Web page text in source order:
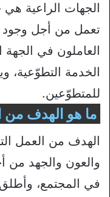
الجهات الراعية
تعمل من أجل وجود
العاملون في الجهة
الخدمة التطوّعية،
للمتطوّعين.
ما هو الهدف من
الهدف من العمل
والعون والجهد من
في المجتمع،